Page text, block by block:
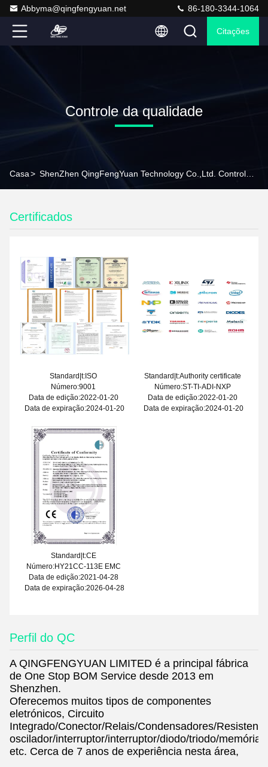
Abbyma@qingfengyuan.net 86-180-3344-1064
Citações
Controle da qualidade
Casa>
Certificados
Standard|t:ISO
Número:9001
Data de edição:2022-01-20
Data de expiração:2024-01-20
Standard|t:Authority certificate
Número:ST-TI-ADI-NXP
Data de edição:2022-01-20
Data de expiração:2024-01-20
Standard|t:CE
Número:HY21CC-113E EMC
Data de edição:2021-04-28
Data de expiração:2026-04-28
Perfil do QC
A QINGFENGYUAN LIMITED é a principal fábrica
de One Stop BOM Service desde 2013 em
Shenzhen.
Oferecemos muitos tipos de componentes
eletrónicos, Circuito
Integrado/Conector/Relais/Condensadores/
oscilador/interruptor/interruptor/diodo/triodo/
etc. Cerca de 7 anos de experiência nesta área,